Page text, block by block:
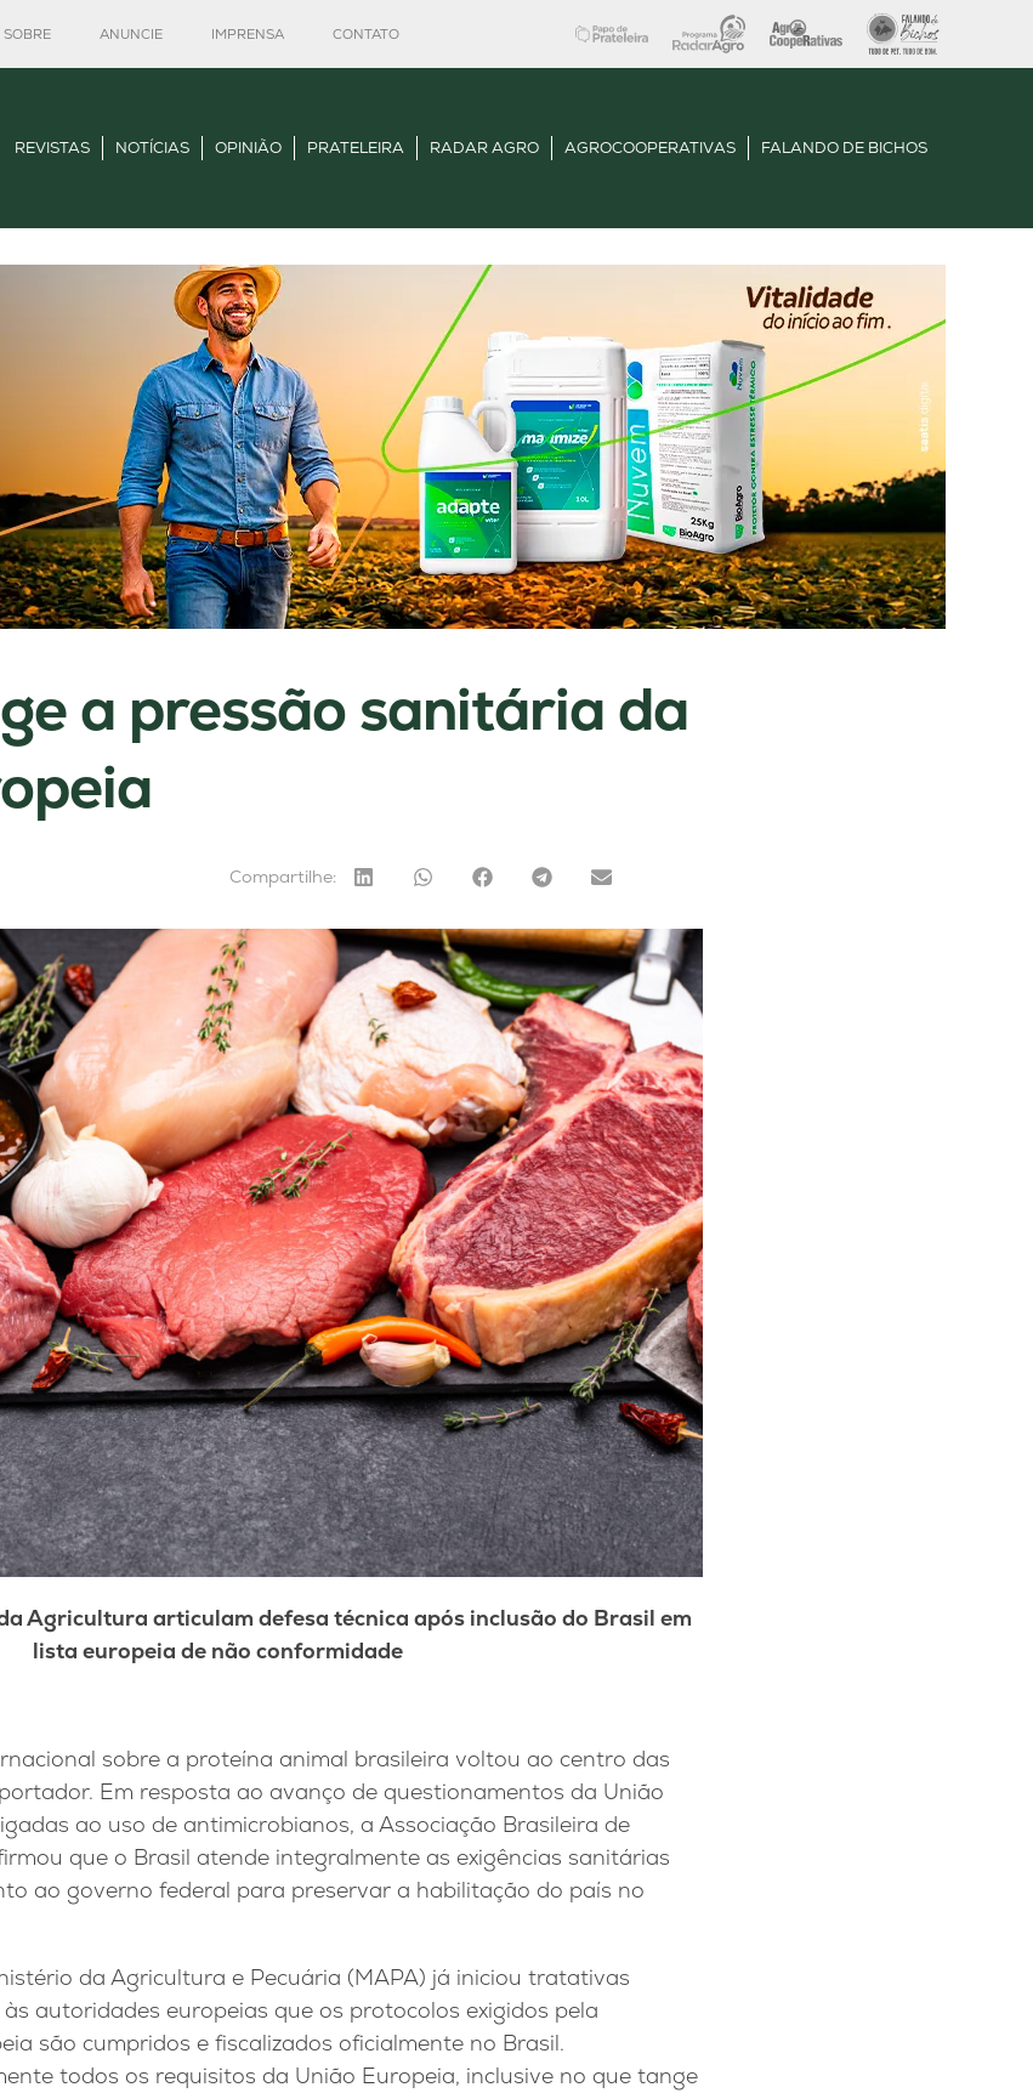
SOBRE ANUNCIE IMPRENSA CONTATO
REVISTAS NOTÍCIAS OPINIÃO PRATELEIRA RADAR AGRO AGROCOOPERATIVAS FALANDO DE BICHOS
a pressão sanitária da
Compartilhe:
Agricultura articulam defesa técnica após inclusão do Brasil em
lista europeia de não conformidade
sobre a proteína animal brasileira voltou ao centro das
Em resposta ao avanço de questionamentos da União
ao uso de antimicrobianos, a Associação Brasileira de
que o Brasil atende integralmente as exigências sanitárias
ao governo federal para preservar a habilitação do país no
da Agricultura e Pecuária (MAPA) já iniciou tratativas
autoridades europeias que os protocolos exigidos pela
são cumpridos e fiscalizados oficialmente no Brasil.
todos os requisitos da União Europeia, inclusive no que tange